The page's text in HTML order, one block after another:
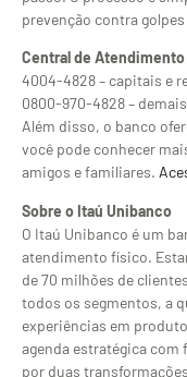
prevenção contra
Central de
4004-4828 – capitais e
0800-970-4828 –
Além disso, o banco
você pode conhecer
amigos e familiares.
Sobre o Itaú Unibanco
O Itaú Unibanco é um
atendimento físico.
de 70 milhões de
todos os segmentos, a
experiências em
agenda estratégica com
por duas